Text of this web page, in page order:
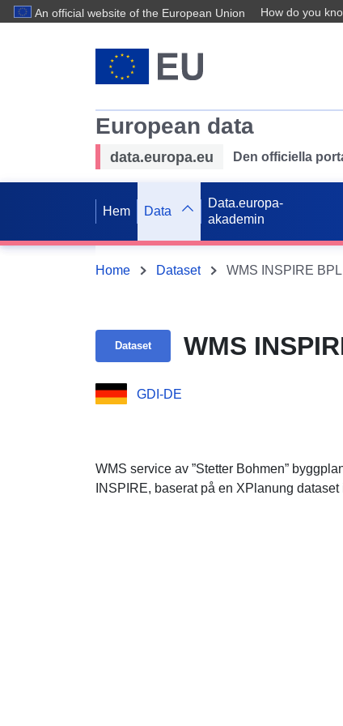
An official website of the European Union How do you
European data
data.europa.eu Den officiella
Hem Data
Data.europa-
akademin
Home Dataset WMS INSPIRE
Dataset WMS
GDI-DE
WMS service av ”Stetter Bohmen”
INSPIRE, baserat på en XPlanung dataset